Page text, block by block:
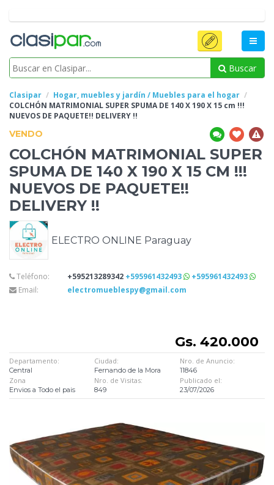
Buscar
Clasipar
Hogar, muebles y jardín / Muebles para el hogar
COLCHÓN MATRIMONIAL SUPER SPUMA DE 140 X 190 X 15 cm !!!
NUEVOS DE PAQUETE!! DELIVERY !!
VENDO
COLCHÓN MATRIMONIAL SUPER
SPUMA DE 140 X 190 X 15 CM !!!
NUEVOS DE PAQUETE!!
DELIVERY !!
ELECTRO ONLINE Paraguay
Teléfono: +595213289342 +595961432493
+595961432493
Email:
electromueblespy@gmail.com
Gs. 420.000
Departamento:
Central
Ciudad:
Fernando de la Mora
Nro. de Anuncio:
11846
Zona
Envios a Todo el pais
Nro. de Visitas:
849
Publicado el:
23/07/2026